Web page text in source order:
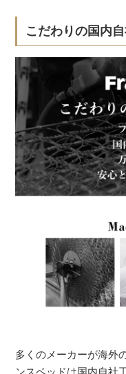
こだわりの国内
多くのメーカーが海外